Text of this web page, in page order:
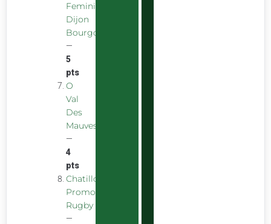
Feminin
Dijon
Bourgogne
—
5
pts
O
Val
Des
Mauves
—
4
pts
Chatillon
Promotion
Rugby
—